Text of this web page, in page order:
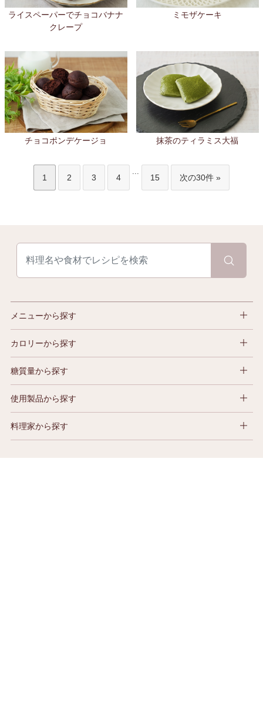
ライスペーパーでチョコバナナ
クレープ
ミモザケーキ
チョコポンデケージョ 抹茶のティラミス大福
1 2 3 4 15 次の30件 »
メニューから探す
カロリーから探す
糖質量から探す
使用製品から探す
料理家から探す